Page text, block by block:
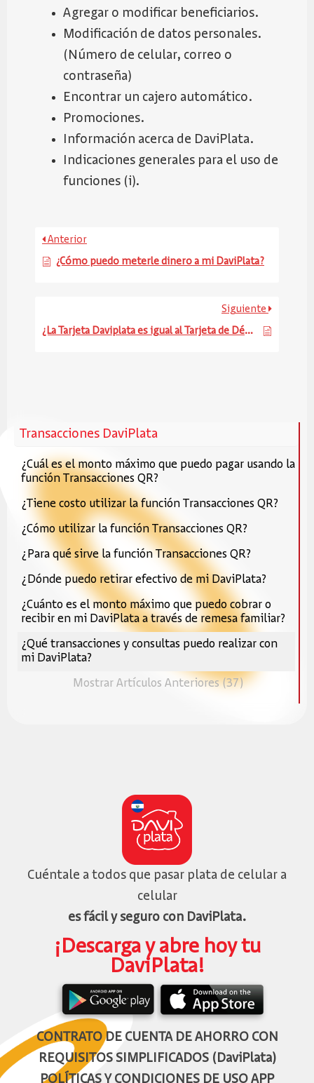
Transacciones DaviPlata
¿Cuál es el monto máximo que puedo pagar usando la
función Transacciones QR?
¿Tiene costo utilizar la función Transacciones QR?
¿Cómo utilizar la función Transacciones QR?
¿Para qué sirve la función Transacciones QR?
¿Dónde puedo retirar efectivo de mi DaviPlata?
¿Cuánto es el monto máximo que puedo cobrar o
recibir en mi DaviPlata a través de remesa familiar?
¿Qué transacciones y consultas puedo realizar con
mi DaviPlata?
Mostrar Artículos Anteriores (37)
Agregar o modificar beneficiarios.
Modificación de datos personales.
(Número de celular, correo o
contraseña)
Encontrar un cajero automático.
Promociones.
Información acerca de DaviPlata.
Indicaciones generales para el uso de
funciones (i).
Anterior
¿Cómo puedo meterle dinero a mi DaviPlata?
Siguiente
¿La Tarjeta Daviplata es igual al Tarjeta de Débito Tradicional de Davivienda?
Cuéntale a todos que pasar plata de celular a
celular
es fácil y seguro con DaviPlata.
¡Descarga y abre hoy tu
DaviPlata!
CONTRATO DE CUENTA DE AHORRO CON
REQUISITOS SIMPLIFICADOS (DaviPlata)
POLÍTICAS Y CONDICIONES DE USO APP